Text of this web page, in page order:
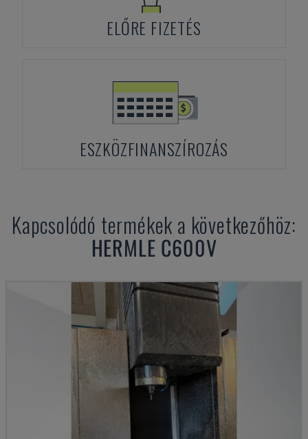
ELŐRE FIZETÉS
ESZKÖZFINANSZÍROZÁS
Kapcsolódó termékek a következőhöz:
HERMLE C600V